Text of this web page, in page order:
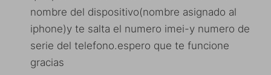
nombre del dispositivo(nombre asignado al
iphone)y te salta el numero imei-y numero de
serie del telefono.espero que te funcione
gracias